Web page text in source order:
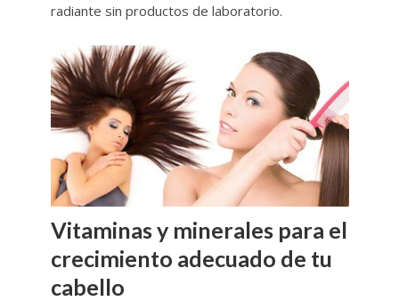
radiante sin productos de laboratorio.
Vitaminas y minerales para el
crecimiento adecuado de tu
cabello